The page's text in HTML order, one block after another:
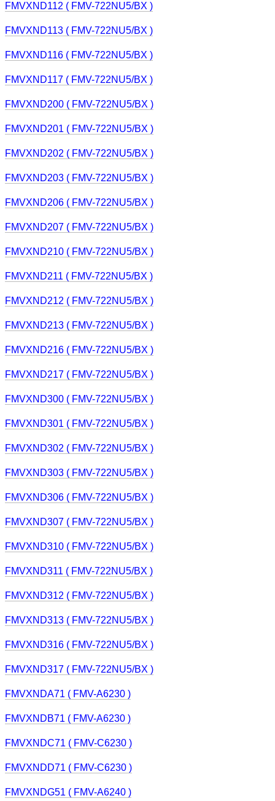
FMVXND112 ( FMV-722NU5/BX )
FMVXND113 ( FMV-722NU5/BX )
FMVXND116 ( FMV-722NU5/BX )
FMVXND117 ( FMV-722NU5/BX )
FMVXND200 ( FMV-722NU5/BX )
FMVXND201 ( FMV-722NU5/BX )
FMVXND202 ( FMV-722NU5/BX )
FMVXND203 ( FMV-722NU5/BX )
FMVXND206 ( FMV-722NU5/BX )
FMVXND207 ( FMV-722NU5/BX )
FMVXND210 ( FMV-722NU5/BX )
FMVXND211 ( FMV-722NU5/BX )
FMVXND212 ( FMV-722NU5/BX )
FMVXND213 ( FMV-722NU5/BX )
FMVXND216 ( FMV-722NU5/BX )
FMVXND217 ( FMV-722NU5/BX )
FMVXND300 ( FMV-722NU5/BX )
FMVXND301 ( FMV-722NU5/BX )
FMVXND302 ( FMV-722NU5/BX )
FMVXND303 ( FMV-722NU5/BX )
FMVXND306 ( FMV-722NU5/BX )
FMVXND307 ( FMV-722NU5/BX )
FMVXND310 ( FMV-722NU5/BX )
FMVXND311 ( FMV-722NU5/BX )
FMVXND312 ( FMV-722NU5/BX )
FMVXND313 ( FMV-722NU5/BX )
FMVXND316 ( FMV-722NU5/BX )
FMVXND317 ( FMV-722NU5/BX )
FMVXNDA71 ( FMV-A6230 )
FMVXNDB71 ( FMV-A6230 )
FMVXNDC71 ( FMV-C6230 )
FMVXNDD71 ( FMV-C6230 )
FMVXNDG51 ( FMV-A6240 )